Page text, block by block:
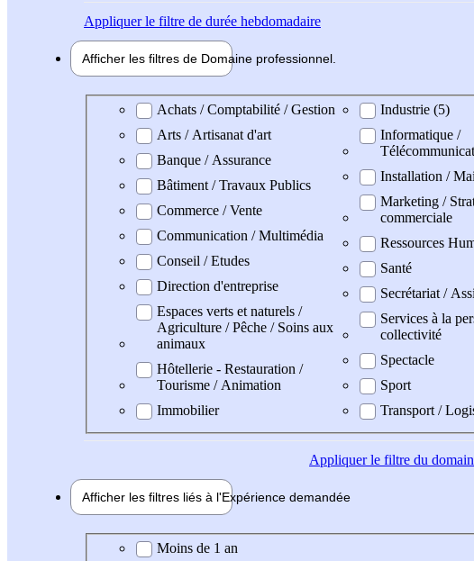
Appliquerle filtre de durée hebdomadaire
Afficher les filtres de Domaine professionnel
Domaine professionel
Achats / Comptabilité / Gestion
Arts / Artisanat d'art
Banque / Assurance
Bâtiment / Travaux Publics
Commerce / Vente
Communication / Multimédia
Conseil / Etudes
Direction d'entreprise
Espaces verts et naturels /
Agriculture / Pêche / Soins aux
animaux
Hôtellerie - Restauration /
Tourisme / Animation
Immobilier
Industrie (5)
Informatique /
Installation /
Marketing /
commerciale
Ressources
Santé
Secrétariat /
Services à la
collectivité
Spectacle
Sport
Transport /
Appliquerle filtre du
Afficher les filtres liés à l'Expérience demandée
Expérience demandée
Moins de 1 an